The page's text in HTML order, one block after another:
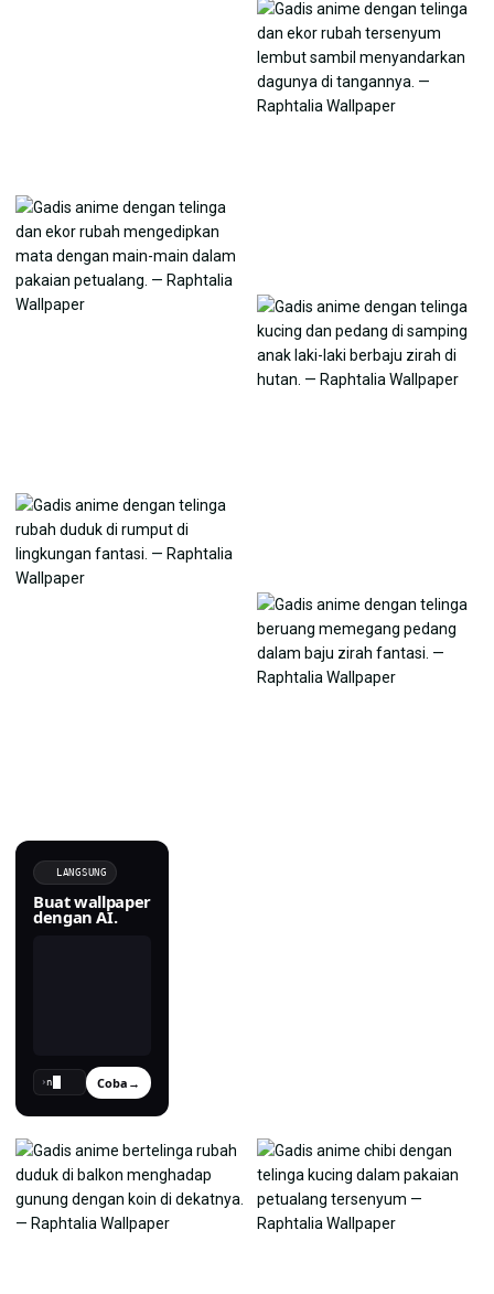
LANGSUNG
Buat wallpaper
dengan AI.
› Coba